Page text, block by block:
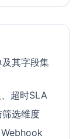
其字段集
超时SLA
选维度
Webhook